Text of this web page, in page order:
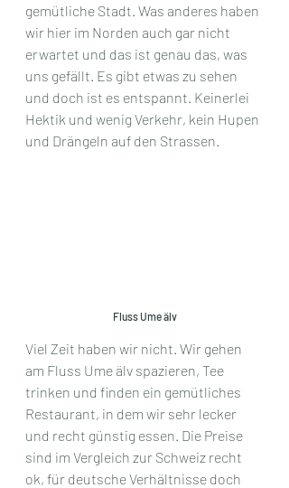
gemütliche Stadt. Was anderes haben
wir hier im Norden auch gar nicht
erwartet und das ist genau das, was
uns gefällt. Es gibt etwas zu sehen
und doch ist es entspannt. Keinerlei
Hektik und wenig Verkehr, kein Hupen
und Drängeln auf den Strassen.
Fluss Ume älv
Viel Zeit haben wir nicht. Wir gehen
am Fluss Ume älv spazieren, Tee
trinken und finden ein gemütliches
Restaurant, in dem wir sehr lecker
und recht günstig essen. Die Preise
sind im Vergleich zur Schweiz recht
ok, für deutsche Verhältnisse doch